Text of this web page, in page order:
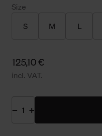
Size
S M L
125,10 €
incl. VAT.